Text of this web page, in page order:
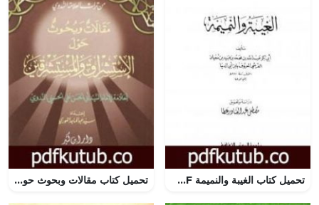
تحميل كتاب الغيبة والنميمة PDF تأليف ابن أبي الدنيا مجانا [كامل] تحميل كتاب مقالات وبحوث حول الاستشراق والمستشرقين PDF تأليف أبو الحسن الندوي مجانا [كامل]